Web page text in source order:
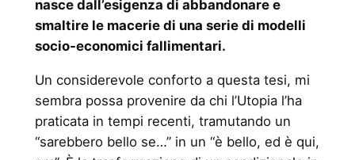
nasce dall’esigenza di abbandonare e
smaltire le macerie di una serie di modelli
socio-economici fallimentari.
Un considerevole conforto a questa tesi, mi
sembra possa provenire da chi l’Utopia l’ha
praticata in tempi recenti, tramutando un
“sarebbero bello se…” in un “è bello, ed è qui,